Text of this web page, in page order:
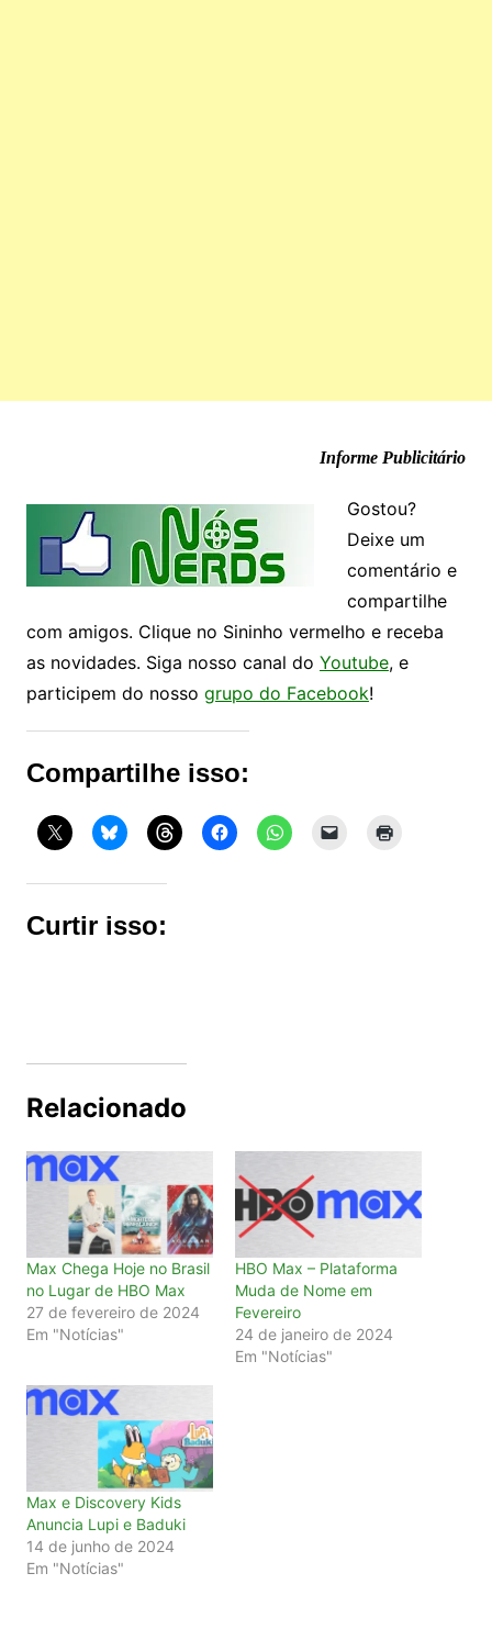
Informe Publicitário
Gostou?
Deixe um
comentário e
compartilhe
com amigos. Clique no Sininho vermelho e receba
as novidades. Siga nosso canal do Youtube, e
participem do nosso grupo do Facebook!
Compartilhe isso:
Curtir isso:
Relacionado
Max Chega Hoje no Brasil
no Lugar de HBO Max
27 de fevereiro de 2024
Em "Notícias"
HBO Max – Plataforma
Muda de Nome em
Fevereiro
24 de janeiro de 2024
Em "Notícias"
Max e Discovery Kids
Anuncia Lupi e Baduki
14 de junho de 2024
Em "Notícias"